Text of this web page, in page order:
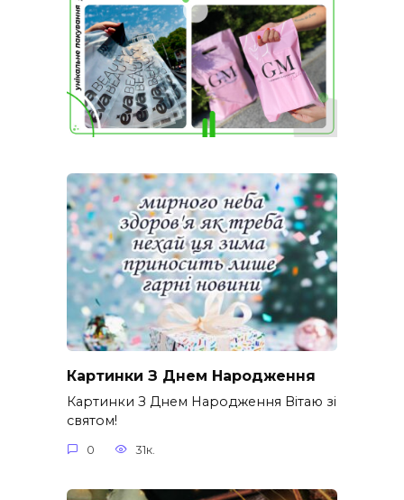
Картинки З Днем Народження
Картинки З Днем Народження Вітаю зі
святом!
0 31к.